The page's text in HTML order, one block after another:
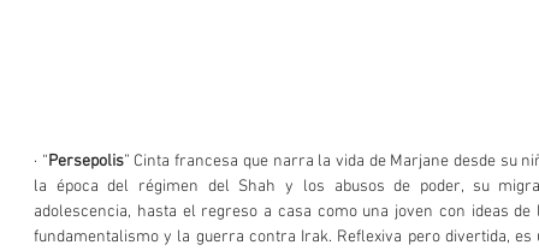
· “Persepolis” Cinta francesa que narra la vida de Marjane desde su
la época del régimen del Shah y los abusos de poder, su
adolescencia, hasta el regreso a casa como una joven con ideas
fundamentalismo y la guerra contra Irak. Reflexiva pero divertida, es